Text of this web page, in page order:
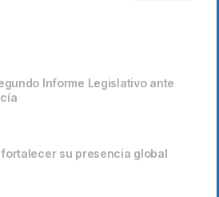
Informe Legislativo ante
su presencia global